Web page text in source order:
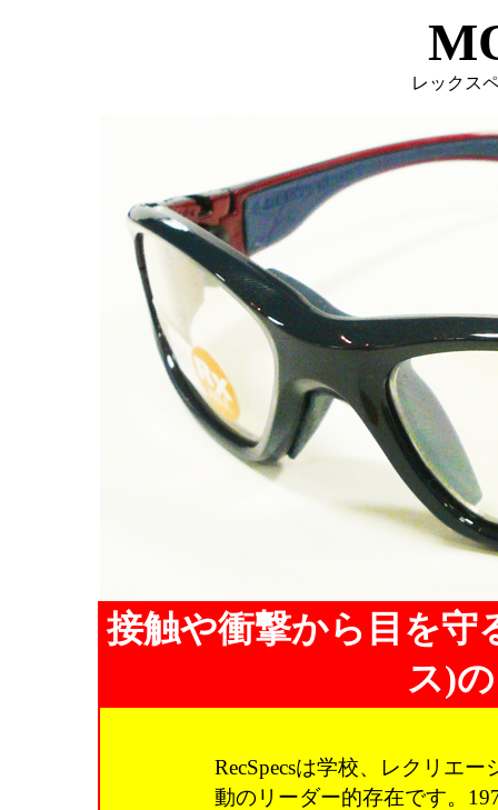
レックス
接触や衝撃から目を守
ス)
RecSpecsは学校、レクリエ
動のリーダー的存在です。